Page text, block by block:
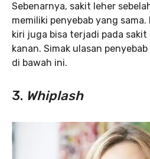
Sebenarnya, sakit leher
memiliki penyebab yang
kiri juga bisa terjadi pada sakit
kanan. Simak ulasan
di bawah ini.
3. Whiplash